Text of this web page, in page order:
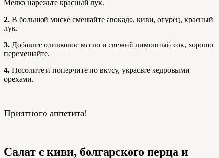
Мелко нарежьте красный лук.
2. В большой миске смешайте авокадо, киви, огурец, красный
лук.
3. Добавьте оливковое масло и свежий лимонный сок, хорошо
перемешайте.
4. Посолите и поперчите по вкусу, украсьте кедровыми
орехами.
Приятного аппетита!
Салат с киви, болгарского перца и